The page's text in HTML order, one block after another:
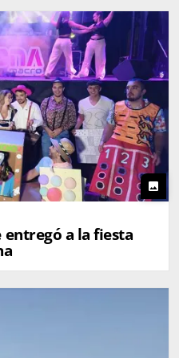
photo
entregó a la fiesta